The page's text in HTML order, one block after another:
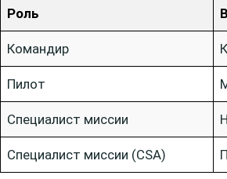
Роль
Командир
Пилот
Специалист миссии
Специалист миссии (CSA)